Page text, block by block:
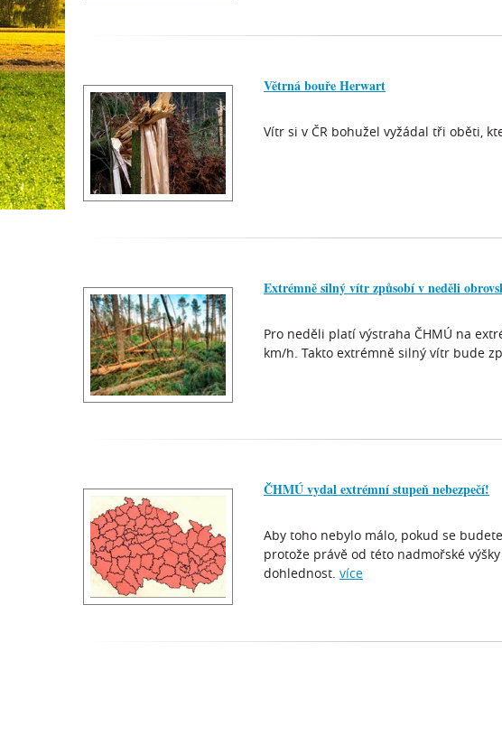
Větrná bouře Herwart
Vítr si v ČR bohužel vyžádal tři oběti,
Extrémně silný vítr způsobí v neděli
Pro neděli platí výstraha ČHMÚ na
km/h. Takto extrémně silný vítr bude
ČHMÚ vydal extrémní stupeň nebezpečí!
Aby toho nebylo málo, pokud se
protože právě od této nadmořské
dohlednost. více